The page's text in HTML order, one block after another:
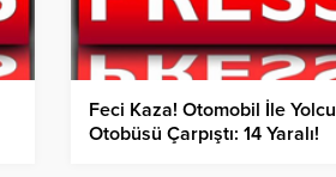
Feci Kaza! Otomobil İle Yolcu
Otobüsü Çarpıştı: 14 Yaralı!